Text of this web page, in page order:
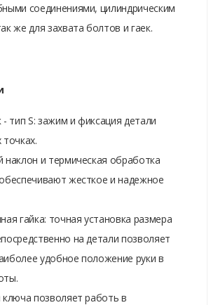
соединениями, цилиндрическим
же для захвата болтов и гаек.
- тип S: зажим и фиксация детали
наклон и термическая обработка
жесткое и надежное
гайка: точная установка размера
на детали позволяет
удобное положение руки в
ключа позволяет работь в